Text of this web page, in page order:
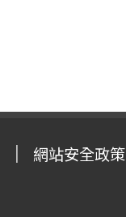
網站安全政策